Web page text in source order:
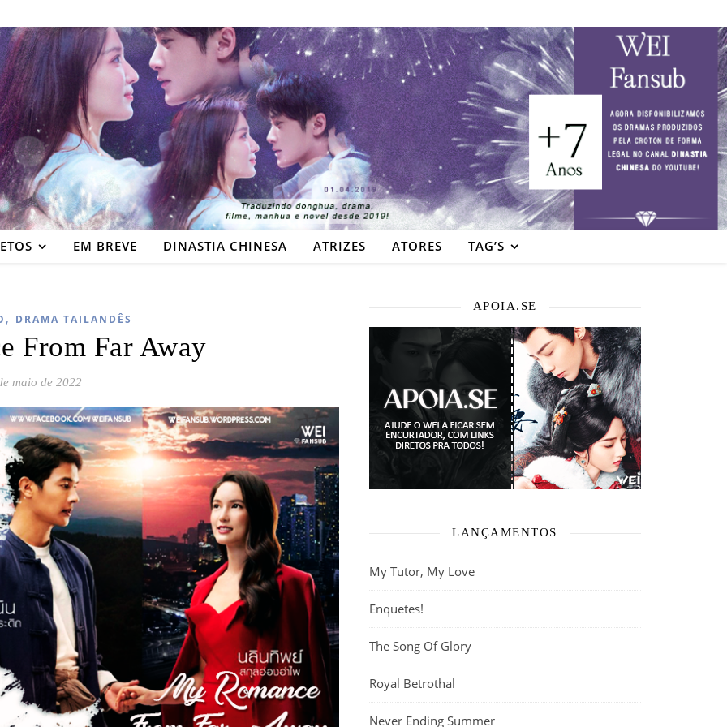
EM BREVE DINASTIA CHINESA ATRIZES ATORES TAG’S
, DRAMA TAILANDÊS
From Far Away
maio de 2022
APOIA.SE
LANÇAMENTOS
My Tutor, My Love
Enquetes!
The Song Of Glory
Royal Betrothal
Never Ending Summer